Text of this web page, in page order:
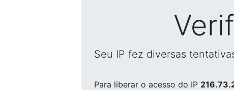
Seu IP fez diversas
Para liberar o acesso do IP